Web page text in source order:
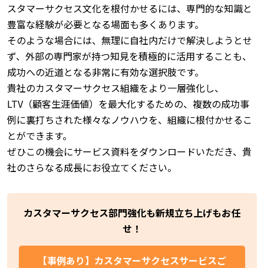
スタマーサクセス文化を根付かせるには、専門的な知識と
豊富な経験が必要となる場面も多くあります。
そのような場合には、無理に自社内だけで解決しようとせ
ず、外部の専門家が持つ知見を積極的に活用することも、
成功への近道となる非常に有効な選択肢です。
貴社のカスタマーサクセス組織をより一層強化し、
LTV（顧客生涯価値）を最大化するための、複数の成功事
例に裏打ちされた様々なノウハウを、組織に根付かせるこ
とができます。
ぜひこの機会にサービス資料をダウンロードいただき、貴
社のさらなる成長にお役立てください。
カスタマーサクセス部門強化も新規立ち上げもお任
せ！
【事例あり】カスタマーサクセスサービスご